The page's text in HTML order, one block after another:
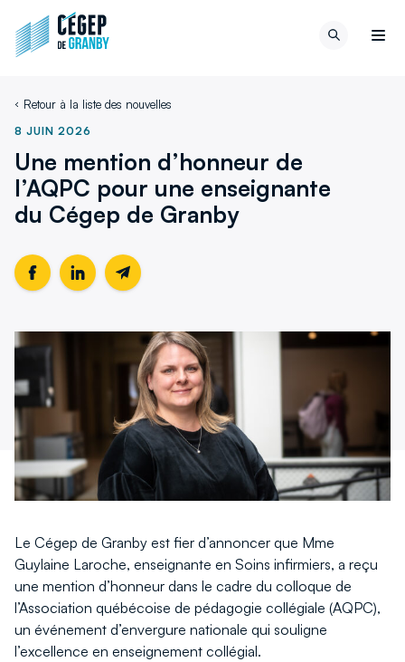
Aller au contenu
d'accueil
site
Retour à la liste des nouvelles
Une mention d’honneur de
l’AQPC pour une enseignante
du Cégep de Granby
8 JUIN 2026
Partager
sur
Ce
dans
nouvelle
fenêtre
Partager
LinkedIn
Ce
nouvelle
fenêtre
Partager
par
email
Le Cégep de Granby est fier d’annoncer que Mme
Guylaine Laroche, enseignante en Soins infirmiers, a reçu
une mention d’honneur dans le cadre du colloque de
l’Association québécoise de pédagogie collégiale (AQPC),
un événement d’envergure nationale qui souligne
l’excellence en enseignement collégial.